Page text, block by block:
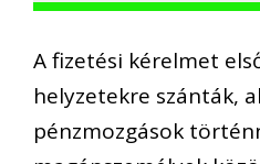
A fizetési kérelmet
helyzetekre szánták,
pénzmozgások